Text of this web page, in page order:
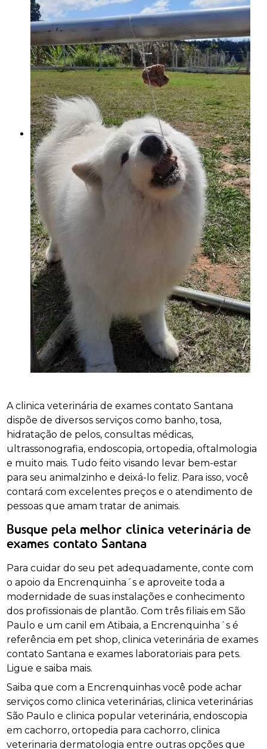
A clinica veterinária de exames contato Santana
dispõe de diversos serviços como banho, tosa,
hidratação de pelos, consultas médicas,
ultrassonografia, endoscopia, ortopedia, oftalmologia
e muito mais. Tudo feito visando levar bem-estar
para seu animalzinho e deixá-lo feliz. Para isso, você
contará com excelentes preços e o atendimento de
pessoas que amam tratar de animais.
Busque pela melhor clinica veterinária de
exames contato Santana
Para cuidar do seu pet adequadamente, conte com
o apoio da Encrenquinha´s e aproveite toda a
modernidade de suas instalações e conhecimento
dos profissionais de plantão. Com três filiais em São
Paulo e um canil em Atibaia, a Encrenquinha´s é
referência em pet shop, clinica veterinária de exames
contato Santana e exames laboratoriais para pets.
Ligue e saiba mais.
Saiba que com a Encrenquinhas você pode achar
serviços como clinica veterinárias, clinica veterinárias
São Paulo e clinica popular veterinária, endoscopia
em cachorro, ortopedia para cachorro, clinica
veterinaria dermatologia entre outras opções que